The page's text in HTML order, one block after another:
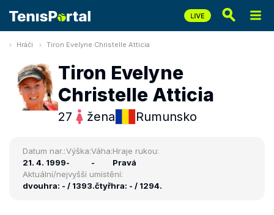
Hráči Tiron Evelyne Christelle Atticia
Tiron Evelyne
Christelle Atticia
27 žena Rumunsko
Datum nar.:
21. 4. 1999
Výška:
-
Váha:
-
Hraje rukou:
Pravá
Aktuální/nejvyšší umístění:
dvouhra: - / 1393.čtyřhra: - / 1294.